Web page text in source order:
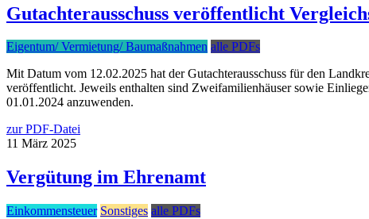
Gutachterausschuss veröffentlicht
Eigentum/ Vermietung/ Baumaßnahmen alle PDFs
Mit Datum vom 12.02.2025 hat der Gutachterausschuss für den
veröffentlicht. Jeweils enthalten sind Zweifamilienhäuser sowie
01.01.2024 anzuwenden.
zur PDF-Datei
11 März 2025
Vergütung im Ehrenamt
Einkommensteuer Sonstiges alle PDFs